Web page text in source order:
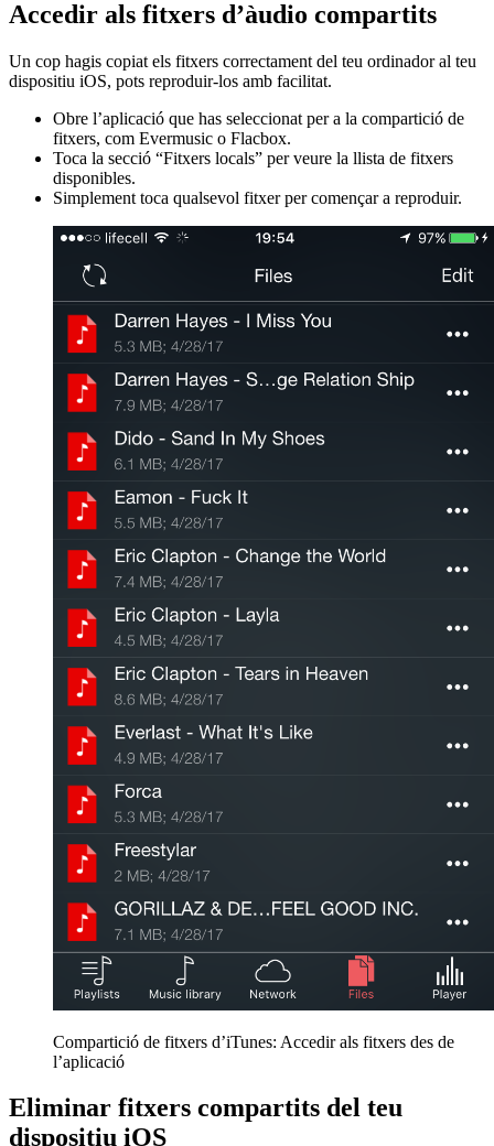
Accedir als fitxers d’àudio compartits
Un cop hagis copiat els fitxers correctament del teu ordinador al teu
dispositiu iOS, pots reproduir-los amb facilitat.
Obre l’aplicació que has seleccionat per a la compartició de
fitxers, com Evermusic o Flacbox.
Toca la secció “Fitxers locals” per veure la llista de fitxers
disponibles.
Simplement toca qualsevol fitxer per començar a reproduir.
Compartició de fitxers d’iTunes: Accedir als fitxers des de
l’aplicació
Eliminar fitxers compartits del teu
dispositiu iOS